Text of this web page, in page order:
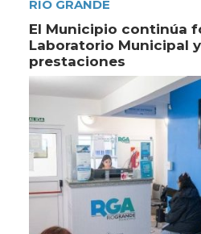
RÍO GRANDE
El Municipio continúa
Laboratorio Municipal
prestaciones